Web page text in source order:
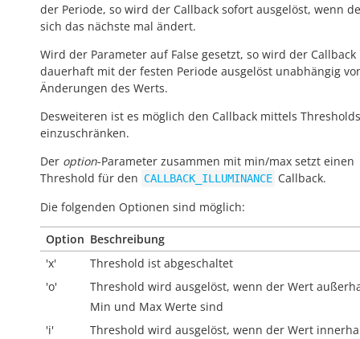
der Periode, so wird der Callback sofort ausgelöst, wenn
sich das nächste mal ändert.
Wird der Parameter auf False gesetzt, so wird der Callback
dauerhaft mit der festen Periode ausgelöst unabhängig
Änderungen des Werts.
Desweiteren ist es möglich den Callback mittels Thresholds
einzuschränken.
Der option-Parameter zusammen mit min/max setzt einen
Threshold für den CALLBACK_ILLUMINANCE Callback.
Die folgenden Optionen sind möglich:
Option Beschreibung
'x'
Threshold ist abgeschaltet
'o'
Threshold wird ausgelöst, wenn der Wert
Min und Max Werte sind
'i'
Threshold wird ausgelöst, wenn der Wert